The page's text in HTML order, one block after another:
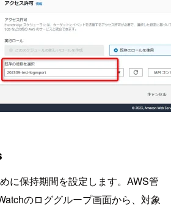
に保持期間を設定します。AWS管
のロググループ画面から、対象